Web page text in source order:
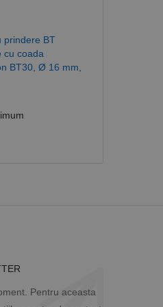
prindere BT
cu coada
BT30, Ø 16 mm,
Pentru aceasta